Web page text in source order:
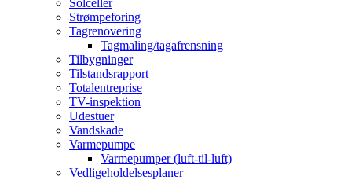
Solceller
Strømpeforing
Tagrenovering
Tagmaling/tagafrensning
Tilbygninger
Tilstandsrapport
Totalentreprise
TV-inspektion
Udestuer
Vandskade
Varmepumpe
Varmepumper (luft-til-luft)
Vedligeholdelsesplaner